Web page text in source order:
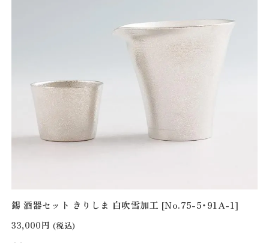
錫 酒器セット きりしま 白吹雪加工 [No.75-5・91A-1]
33,000円 (税込)